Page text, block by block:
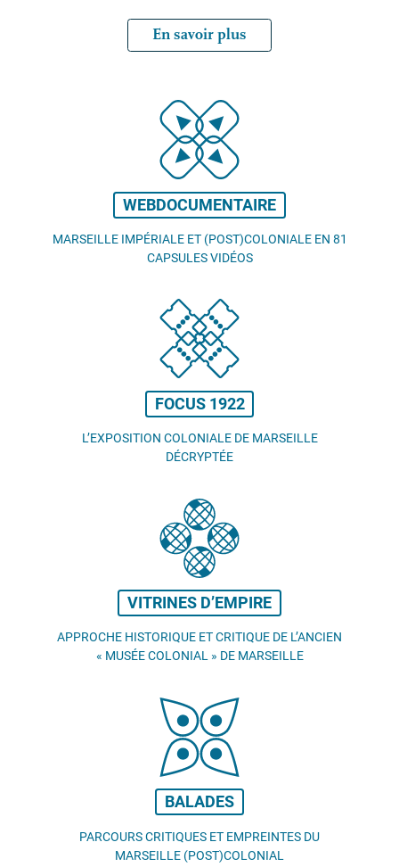
En savoir plus
WEBDOCUMENTAIRE
MARSEILLE IMPÉRIALE ET (POST)COLONIALE EN 81
CAPSULES VIDÉOS
FOCUS 1922
L’EXPOSITION COLONIALE DE MARSEILLE
DÉCRYPTÉE
VITRINES D’EMPIRE
APPROCHE HISTORIQUE ET CRITIQUE DE L’ANCIEN
« MUSÉE COLONIAL » DE MARSEILLE
BALADES
PARCOURS CRITIQUES ET EMPREINTES DU
MARSEILLE (POST)COLONIAL